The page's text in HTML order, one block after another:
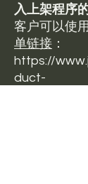
入上架程序
客户可以使
单链接 ：
https://
duct-